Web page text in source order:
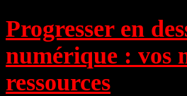
Progresser en
numérique : vos
ressources